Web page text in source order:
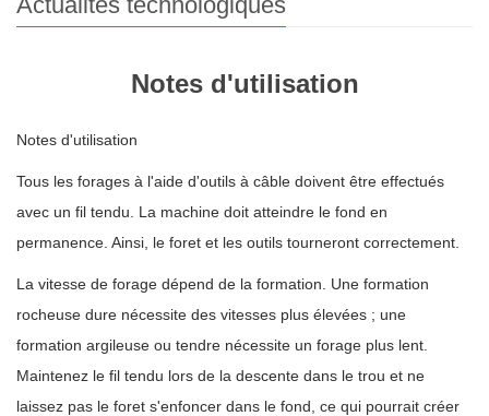
Notes d'utilisation
Notes d'utilisation
Tous les forages à l'aide d'outils à câble doivent être effectués
avec un fil tendu. La machine doit atteindre le fond en
permanence. Ainsi, le foret et les outils tourneront correctement.
La vitesse de forage dépend de la formation. Une formation
rocheuse dure nécessite des vitesses plus élevées ; une
formation argileuse ou tendre nécessite un forage plus lent.
Maintenez le fil tendu lors de la descente dans le trou et ne
laissez pas le foret s'enfoncer dans le fond, ce qui pourrait créer